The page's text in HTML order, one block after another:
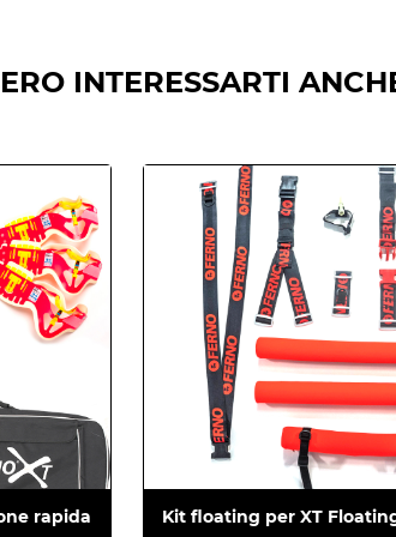
INTERESSARTI
rapida
Kit floating per XT